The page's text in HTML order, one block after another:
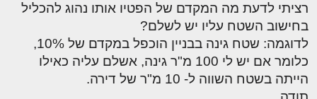
רציתי לדעת מה המקדם של הפטיו אותו נהוג להכליל
בחישוב השטח עליו יש לשלם?
לדוגמה: שטח גינה בבניין הוכפל במקדם של 10%,
כלומר אם יש לי 100 מ"ר גינה, אשלם עליה כאילו
הייתה בשטח השווה ל- 10 מ"ר של דירה.